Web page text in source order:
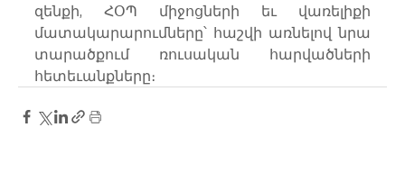
զենքի, ՀՕՊ միջոցների եւ վառելիքի
մատակարարումները՝ հաշվի առնելով նրա
տարածքում ռուսական հարվածների
հետեւանքները։